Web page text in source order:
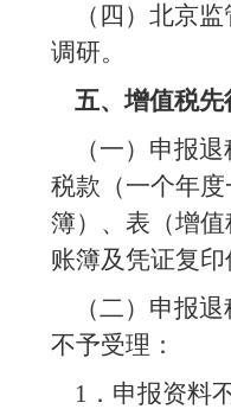
（四）北京
调研。
五、增值税
（一）申报
税款（一个年
簿）、表（增
账簿及凭证复印
（二）申报
不予受理：
1 ．申报资料